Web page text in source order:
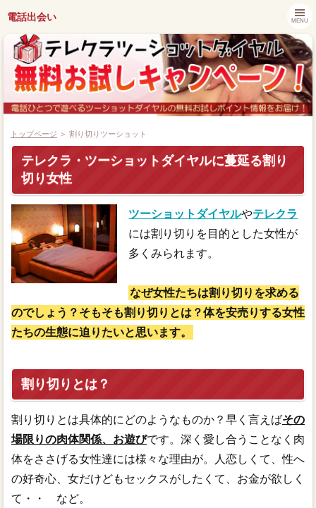
電話出会い MENU
都道府県別キャンペーン情報
ツーショットダイヤル番組紹介
アプリでツーショットダイヤル
ツーショット関連ニュース
トップページ ＞ 割り切りツーショット
テレクラ・ツーショットダイヤルに蔓延る割り
切り女性
ツーショットダイヤルやテレクラ
には割り切りを目的とした女性が
多くみられます。
なぜ女性たちは割り切りを求める
のでしょう？そもそも割り切りとは？体を安売りする女性
たちの生態に迫りたいと思います。
割り切りとは？
割り切りとは具体的にどのようなものか？早く言えばその
場限りの肉体関係、お遊びです。深く愛し合うことなく肉
体をささげる女性達には様々な理由が。人恋しくて、性へ
の好奇心、女だけどもセックスがしたくて、お金が欲しく
て・・ など。